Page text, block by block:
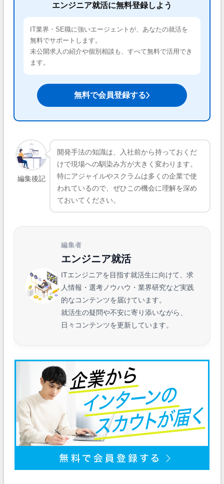
エンジニア就活に無料登録しよう
IT業界・SE職に強いエージェントが、あなたの就活を
無料でサポートします。
未公開求人の紹介や個別相談も、すべて無料で活用でき
ます。
無料で会員登録する
編集後記
開発手法の知識は、入社前から持っておくだ
けで現場への馴染み方が大きく変わります。
特にアジャイルやスクラムは多くの企業で使
われているので、ぜひこの機会に理解を深め
ておいてください。
編集者
エンジニア就活
ITエンジニアを目指す就活生に向けて、求
人情報・選考ノウハウ・業界研究など実践
的なコンテンツを届けています。
就活生の疑問や不安に寄り添いながら、
日々コンテンツを更新しています。